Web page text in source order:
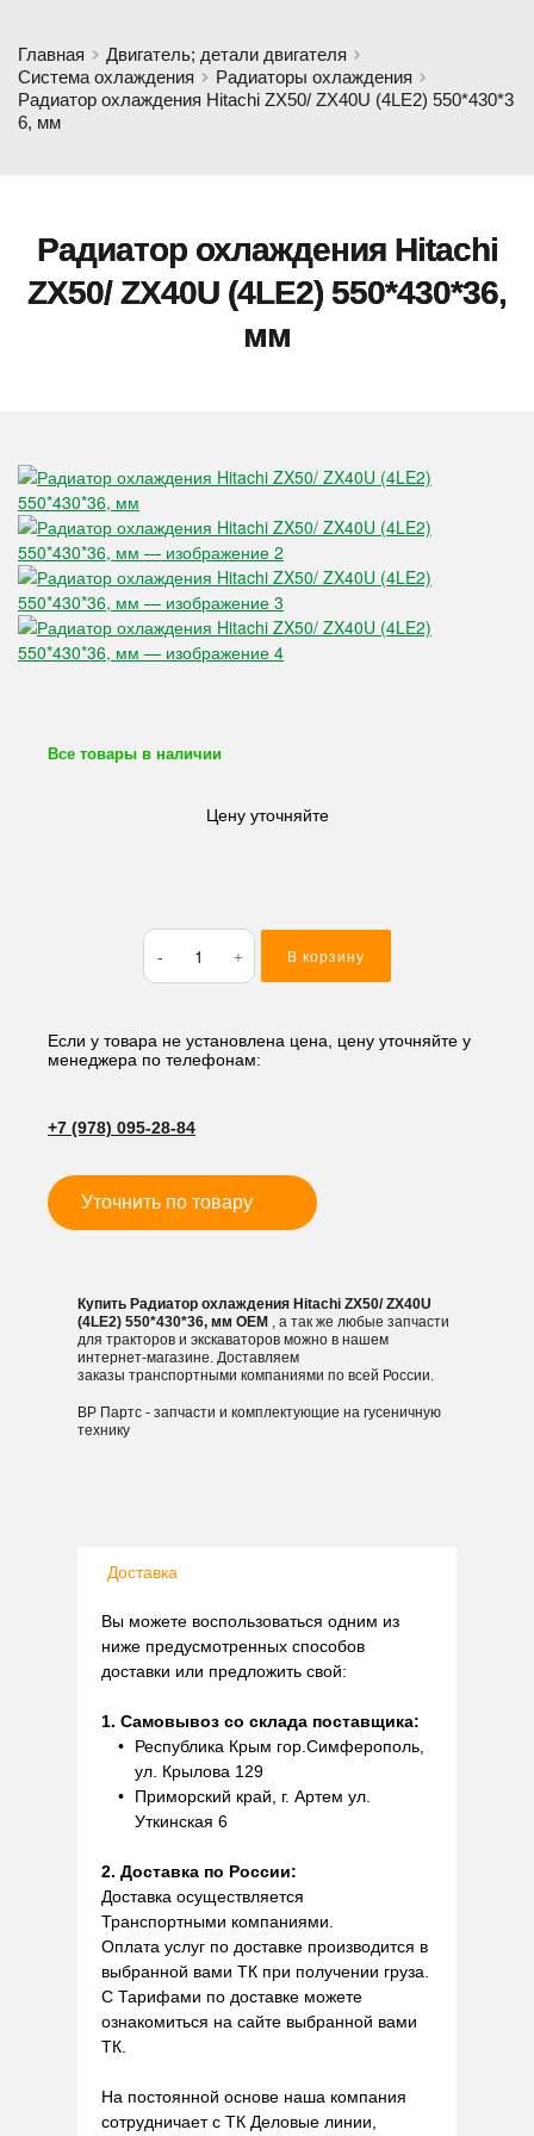
Главная
Двигатель; детали двигателя
Система охлаждения
Радиаторы охлаждения
Радиатор охлаждения Hitachi ZX50/ ZX40U (4LE2) 550*430*3
6, мм
Радиатор охлаждения Hitachi
ZX50/ ZX40U (4LE2) 550*430*36,
мм
Все товары в наличии
Цену уточняйте
Количество
товара
Радиатор
Hitachi
ZX50/
550*430*36,
В корзину
Если у товара не установлена цена, цену уточняйте у
менеджера по телефонам:
+7 (978) 095-28-84
Уточнить по товару
Купить Радиатор охлаждения Hitachi ZX50/ ZX40U
(4LE2) 550*430*36, мм OEM , а так же любые запчасти
для тракторов и экскаваторов можно в нашем
интернет-магазине. Доставляем
заказы транспортными компаниями по всей России.
ВР Партс - запчасти и комплектующие на гусеничную
технику
Доставка
Вы можете воспользоваться одним из
ниже предусмотренных способов
доставки или предложить свой:
1. Самовывоз со склада поставщика:
Республика Крым гор.Симферополь,
ул. Крылова 129
Приморский край, г. Артем ул.
Уткинская 6
2. Доставка по России:
Доставка осуществляется
Транспортными компаниями.
Оплата услуг по доставке производится в
выбранной вами ТК при получении груза.
С Тарифами по доставке можете
ознакомиться на сайте выбранной вами
ТК.
На постоянной основе наша компания
сотрудничает с ТК Деловые линии,